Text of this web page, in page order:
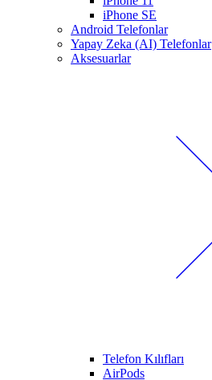
iPhone SE
Android Telefonlar
Yapay Zeka (AI) Telefonlar
Aksesuarlar
Telefon Kılıfları
AirPods